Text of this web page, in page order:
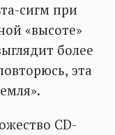
сигм при
«высоте»
более
эта
CD-